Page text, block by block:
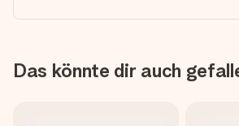
Das könnte dir auch